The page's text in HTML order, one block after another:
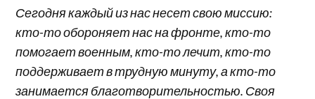
Сегодня каждый из нас несет свою миссию:
кто-то обороняет нас на фронте, кто-то
помогает военным, кто-то лечит, кто-то
поддерживает в трудную минуту, а кто-то
занимается благотворительностью. Своя